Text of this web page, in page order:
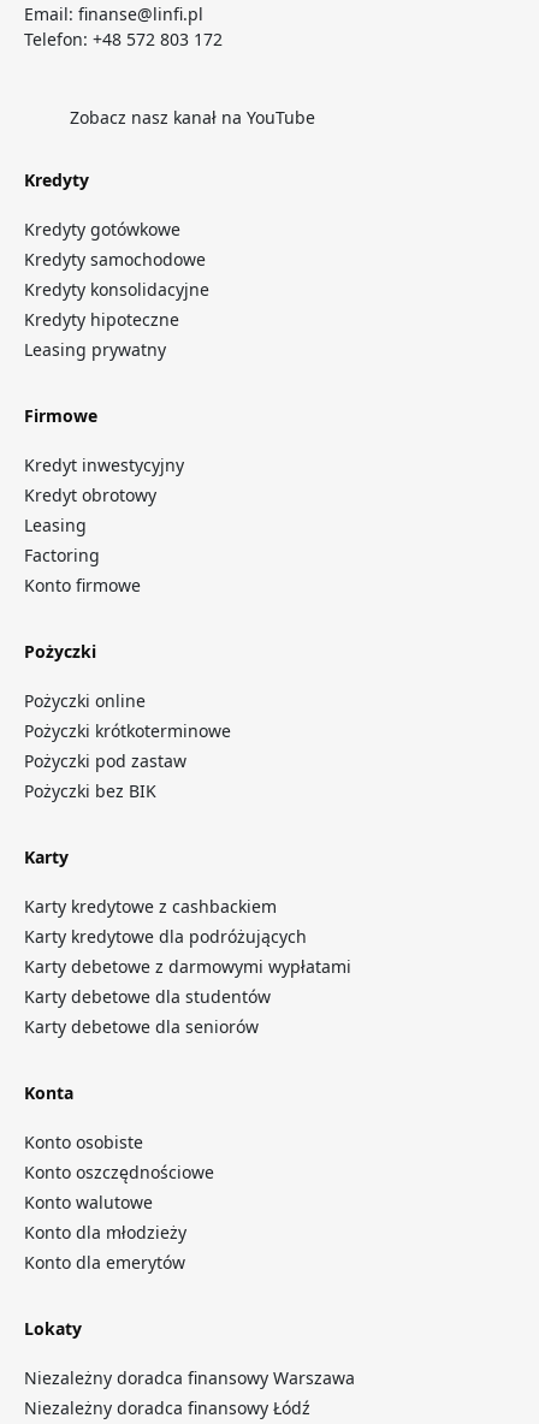
Email: finanse@linfi.pl
Telefon: +48 572 803 172
Zobacz nasz kanał na YouTube
Kredyty
Kredyty gotówkowe
Kredyty samochodowe
Kredyty konsolidacyjne
Kredyty hipoteczne
Leasing prywatny
Firmowe
Kredyt inwestycyjny
Kredyt obrotowy
Leasing
Factoring
Konto firmowe
Pożyczki
Pożyczki online
Pożyczki krótkoterminowe
Pożyczki pod zastaw
Pożyczki bez BIK
Karty
Karty kredytowe z cashbackiem
Karty kredytowe dla podróżujących
Karty debetowe z darmowymi wypłatami
Karty debetowe dla studentów
Karty debetowe dla seniorów
Konta
Konto osobiste
Konto oszczędnościowe
Konto walutowe
Konto dla młodzieży
Konto dla emerytów
Lokaty
Niezależny doradca finansowy Warszawa
Niezależny doradca finansowy Łódź